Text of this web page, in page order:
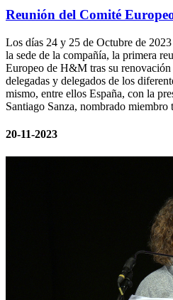
Reunión del Comité
Los días 24 y 25 de Octubre de
la sede de la compañía, la primera
Europeo de H&M tras su renovación
delegadas y delegados de los
mismo, entre ellos España, con la
Santiago Sanza, nombrado miembro
20-11-2023